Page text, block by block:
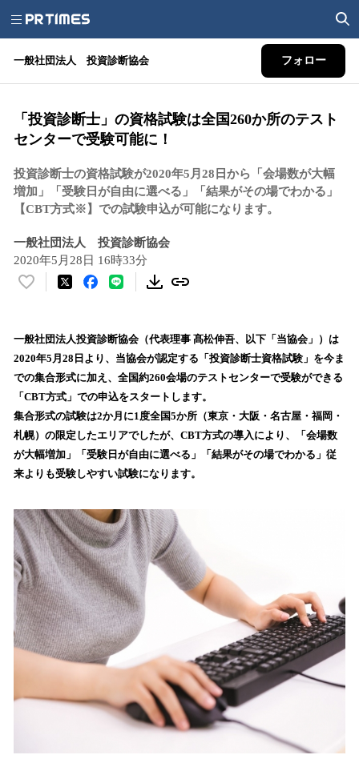
一般社団法人 投資診断協会 フォロー
「投資診断士」の資格試験は全国260か所のテスト
センターで受験可能に！
投資診断士の資格試験が2020年5月28日から「会場数が大幅
増加」「受験日が自由に選べる」「結果がその場でわかる」
【CBT方式※】での試験申込が可能になります。
一般社団法人 投資診断協会
2020年5月28日 16時33分
い
！
数
を
読
込
み
中
で
一般社団法人投資診断協会（代表理事 髙松伸吾、以下「当協会」）は
2020年5月28日より、当協会が認定する「投資診断士資格試験」を今ま
での集合形式に加え、全国約260会場のテストセンターで受験ができる
「CBT方式」での申込をスタートします。
集合形式の試験は2か月に1度全国5か所（東京・大阪・名古屋・福岡・
札幌）の限定したエリアでしたが、CBT方式の導入により、「会場数
が大幅増加」「受験日が自由に選べる」「結果がその場でわかる」従
来よりも受験しやすい試験になります。